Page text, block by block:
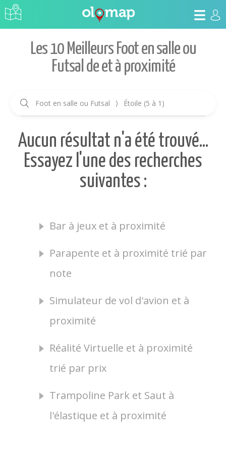
Les 10 Meilleurs Foot en salle ou
Futsal de et à proximité
Foot en salle ou Futsal ⟩ Étoile (5 à 1)
Aucun résultat n'a été trouvé...
Essayez l'une des recherches
suivantes :
Bar à jeux et à proximité
Parapente et à proximité trié par
note
Simulateur de vol d'avion et à
proximité
Réalité Virtuelle et à proximité
trié par prix
Trampoline Park et Saut à
l'élastique et à proximité